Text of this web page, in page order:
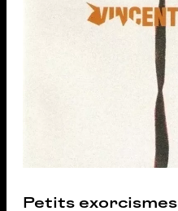
Petits exorcismes